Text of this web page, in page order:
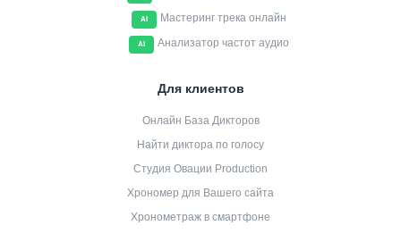
AI Мастеринг трека онлайн
AI Анализатор частот аудио
Для клиентов
Онлайн База Дикторов
Найти диктора по голосу
Студия Овации Production
Хрономер для Вашего сайта
Хронометраж в смартфоне